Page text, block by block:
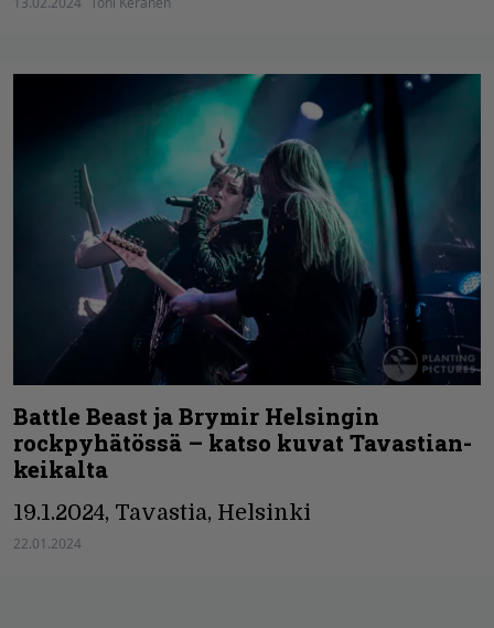
Battle Beast ja Brymir Helsingin
rockpyhätössä – katso kuvat Tavastian-
keikalta
19.1.2024, Tavastia, Helsinki
22.01.2024